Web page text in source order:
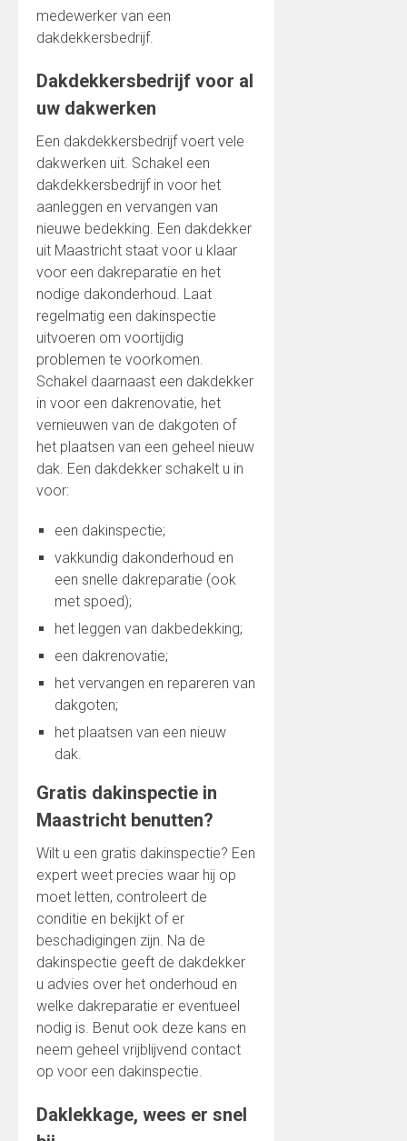
medewerker van een
dakdekkersbedrijf.
Dakdekkersbedrijf voor al
uw dakwerken
Een dakdekkersbedrijf voert vele
dakwerken uit. Schakel een
dakdekkersbedrijf in voor het
aanleggen en vervangen van
nieuwe bedekking. Een dakdekker
uit Maastricht staat voor u klaar
voor een dakreparatie en het
nodige dakonderhoud. Laat
regelmatig een dakinspectie
uitvoeren om voortijdig
problemen te voorkomen.
Schakel daarnaast een dakdekker
in voor een dakrenovatie, het
vernieuwen van de dakgoten of
het plaatsen van een geheel nieuw
dak. Een dakdekker schakelt u in
voor:
een dakinspectie;
vakkundig dakonderhoud en
een snelle dakreparatie (ook
met spoed);
het leggen van dakbedekking;
een dakrenovatie;
het vervangen en repareren van
dakgoten;
het plaatsen van een nieuw
dak.
Gratis dakinspectie in
Maastricht benutten?
Wilt u een gratis dakinspectie? Een
expert weet precies waar hij op
moet letten, controleert de
conditie en bekijkt of er
beschadigingen zijn. Na de
dakinspectie geeft de dakdekker
u advies over het onderhoud en
welke dakreparatie er eventueel
nodig is. Benut ook deze kans en
neem geheel vrijblijvend contact
op voor een dakinspectie.
Daklekkage, wees er snel